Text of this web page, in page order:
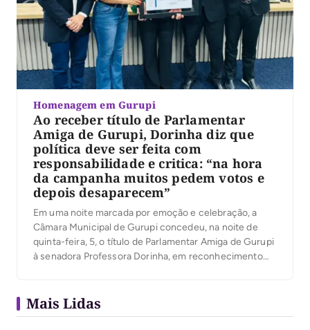
Homenagem em Gurupi
Ao receber título de Parlamentar
Amiga de Gurupi, Dorinha diz que
política deve ser feita com
responsabilidade e critica: “na hora
da campanha muitos pedem votos e
depois desaparecem”
Em uma noite marcada por emoção e celebração, a
Câmara Municipal de Gurupi concedeu, na noite de
quinta-feira, 5, o título de Parlamentar Amiga de Gurupi
à senadora Professora Dorinha, em reconhecimento
vereadoras e vereadores de todas as regiões, que
aplaudiram […]
Mais Lidas